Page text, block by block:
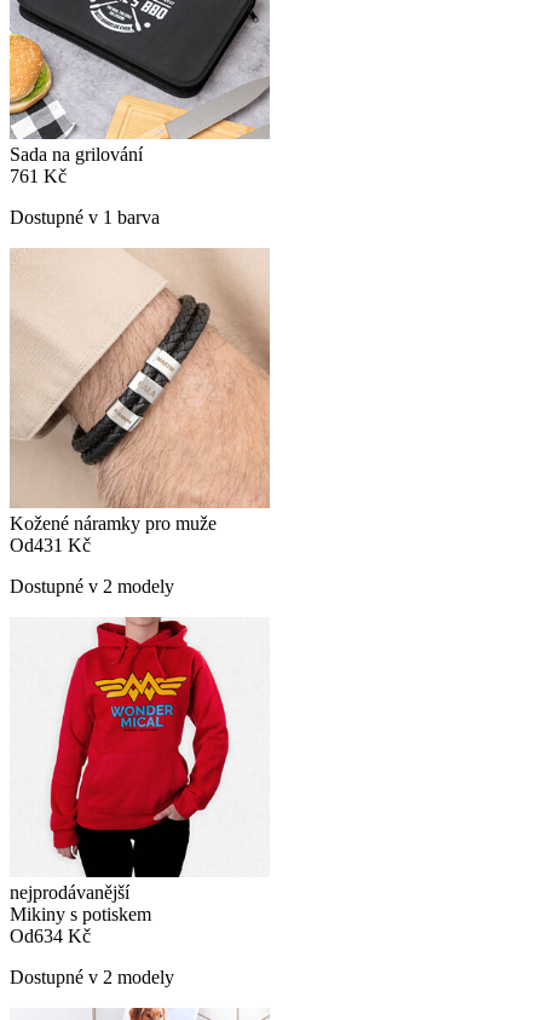
Sada na grilování
761 Kč
Dostupné v 1 barva
Kožené náramky pro muže
Od431 Kč
Dostupné v 2 modely
nejprodávanější
Mikiny s potiskem
Od634 Kč
Dostupné v 2 modely